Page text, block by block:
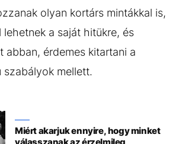
olyan kortárs mintákkal is,
lehetnek a saját hitükre, és
abban, érdemes kitartani a
mellett.
Miért akarjuk ennyire, hogy minket